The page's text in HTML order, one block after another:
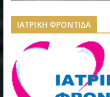
ΙΑΤΡΙΚΗ ΦΡΟΝΤΙΔΑ